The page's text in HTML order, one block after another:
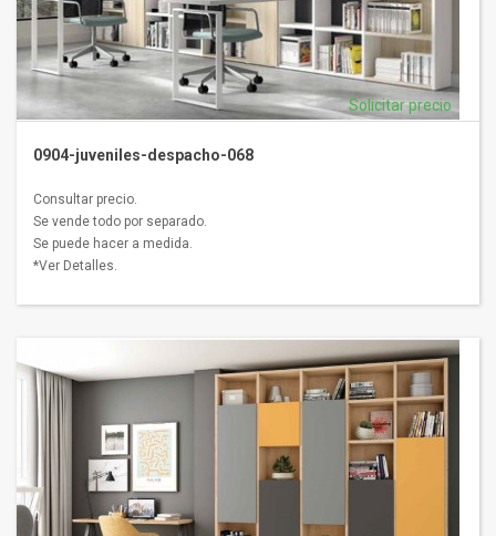
0904-juveniles-despacho-068
Solicitar precio
Consultar precio.
Se vende todo por separado.
Se puede hacer a medida.
*Ver Detalles.